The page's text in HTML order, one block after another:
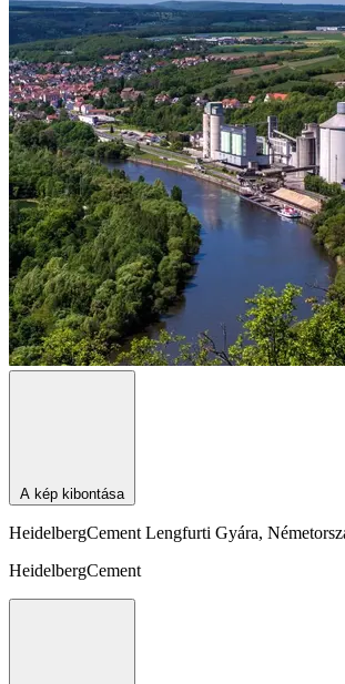
A kép kibontása
HeidelbergCement Lengfurti Gyára,
HeidelbergCement